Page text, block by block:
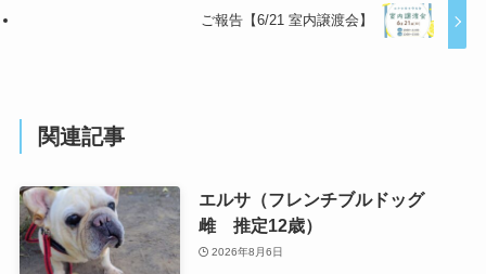
ご報告【6/21 室内譲渡会】
関連記事
エルサ（フレンチブルドッグ
雌 推定12歳）
2026年8月6日